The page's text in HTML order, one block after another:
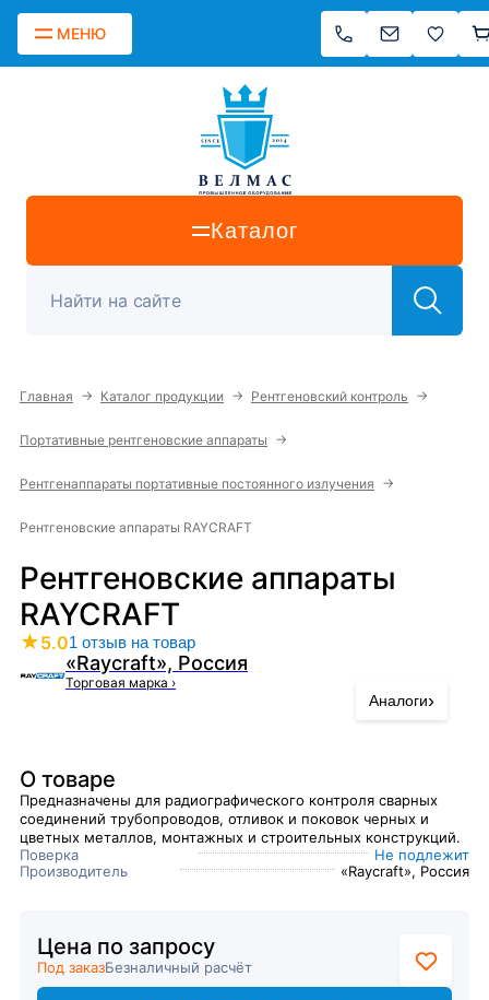
МЕНЮ
Каталог
Главная → Каталог продукции → Рентгеновский контроль →
Портативные рентгеновские аппараты →
Рентгенаппараты портативные постоянного излучения →
Рентгеновские аппараты RAYCRAFT
Рентгеновские аппараты
RAYCRAFT
★5.01 отзыв на товар
«Raycraft», Россия
Торговая марка ›
Аналоги›
О товаре
Предназначены для радиографического контроля сварных
соединений трубопроводов, отливок и поковок черных и
цветных металлов, монтажных и строительных конструкций.
Поверка
Не подлежит
Производитель
«Raycraft», Россия
Цена по запросу
Под заказБезналичный расчёт